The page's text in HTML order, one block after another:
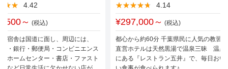
4.42
～ (税込)
宿舎は国道に面し、周辺には、
・銀行・郵便局・コンビニエンス
ホームセンター・書店・ファスト
★★★★★
★★★★★ 4.14
¥297,000～ (税込)
都心から約60分 千葉県民に人気の教習所
直営ホテルは天然黒湯で温泉三昧 温泉
にある『レストラン五井』で、毎日おい